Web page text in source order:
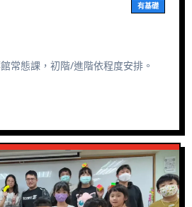
有基礎
常態課，初階/進階依程度安排。